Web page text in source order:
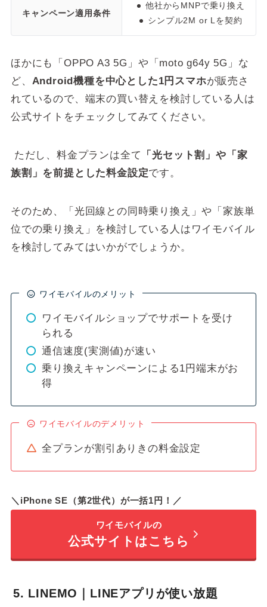
キャンペーン適用条件
他社からMNPで乗り換え
シンプル2M or Lを契約
ほかにも「OPPO A3 5G」や「moto g64y 5G」な
ど、 Android機種を中心とした1円スマホが販売さ
れているので、端末の買い替えを検討している人は
公式サイトをチェックしてみてください。
ただし、料金プランは全て
「光セット割」や「家
族割」を前提とした料金設定です。
そのため、「光回線との同時乗り換え」や「家族単
位での乗り換え」を検討している人はワイモバイル
を検討してみてはいかがでしょうか。
ワイモバイルのメリット
ワイモバイルショップでサポートを受け
られる
通信速度(実測値)が速い
乗り換えキャンペーンによる1円端末がお
得
ワイモバイルのデメリット
全プランが割引ありきの料金設定
＼iPhone SE（第2世代）が一括1円！／
ワイモバイルの
公式サイトはこちら
5. LINEMO｜LINEアプリが使い放題